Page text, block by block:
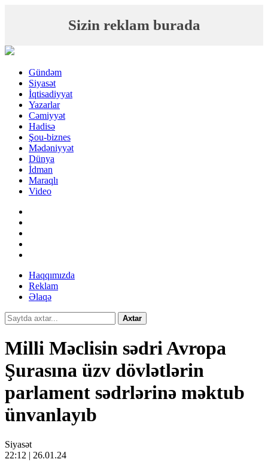
Sizin reklam burada
Gündəm
Siyasət
İqtisadiyyat
Yazarlar
Cəmiyyət
Hadisə
Şou-biznes
Mədəniyyət
Dünya
İdman
Maraqlı
Video
Haqqımızda
Reklam
Əlaqə
Axtar
Milli Məclisin sədri Avropa
Şurasına üzv dövlətlərin
parlament sədrlərinə məktub
ünvanlayıb
Siyasət
22:12 | 26.01.24